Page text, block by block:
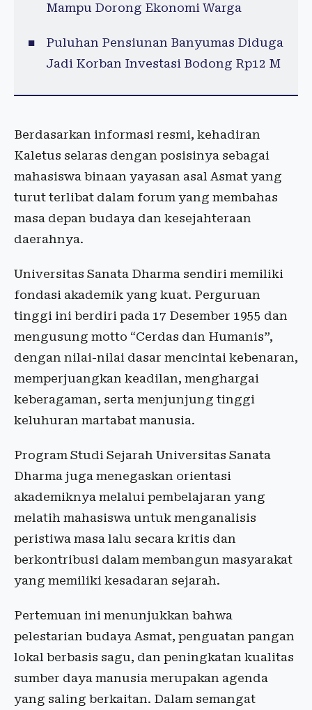
Mampu Dorong Ekonomi Warga
Puluhan Pensiunan Banyumas Diduga
Jadi Korban Investasi Bodong Rp12 M
Berdasarkan informasi resmi, kehadiran
Kaletus selaras dengan posisinya sebagai
mahasiswa binaan yayasan asal Asmat yang
turut terlibat dalam forum yang membahas
masa depan budaya dan kesejahteraan
daerahnya.
Universitas Sanata Dharma sendiri memiliki
fondasi akademik yang kuat. Perguruan
tinggi ini berdiri pada 17 Desember 1955 dan
mengusung motto “Cerdas dan Humanis”,
dengan nilai-nilai dasar mencintai kebenaran,
memperjuangkan keadilan, menghargai
keberagaman, serta menjunjung tinggi
keluhuran martabat manusia.
Program Studi Sejarah Universitas Sanata
Dharma juga menegaskan orientasi
akademiknya melalui pembelajaran yang
melatih mahasiswa untuk menganalisis
peristiwa masa lalu secara kritis dan
berkontribusi dalam membangun masyarakat
yang memiliki kesadaran sejarah.
Pertemuan ini menunjukkan bahwa
pelestarian budaya Asmat, penguatan pangan
lokal berbasis sagu, dan peningkatan kualitas
sumber daya manusia merupakan agenda
yang saling berkaitan. Dalam semangat